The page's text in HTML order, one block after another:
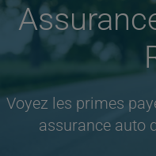
Voyez les primes
assurance auto